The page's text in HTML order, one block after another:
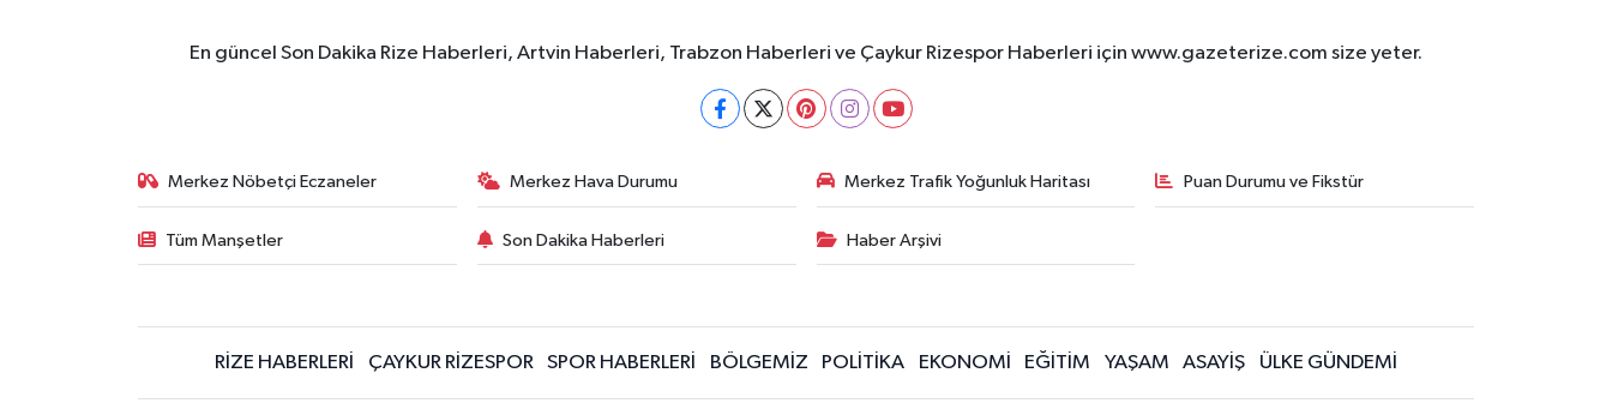
En güncel Son Dakika Rize Haberleri, Artvin Haberleri, Trabzon Haberleri ve Çaykur Rizespor Haberleri için www.gazeterize.com size yeter.
Merkez Nöbetçi Eczaneler Merkez Hava Durumu Merkez Trafik Yoğunluk Haritası Puan Durumu ve Fikstür
Tüm Manşetler Son Dakika Haberleri Haber Arşivi
RİZE HABERLERİ ÇAYKUR RİZESPOR SPOR HABERLERİ BÖLGEMİZ POLİTİKA EKONOMİ EĞİTİM YAŞAM ASAYİŞ ÜLKE GÜNDEMİ